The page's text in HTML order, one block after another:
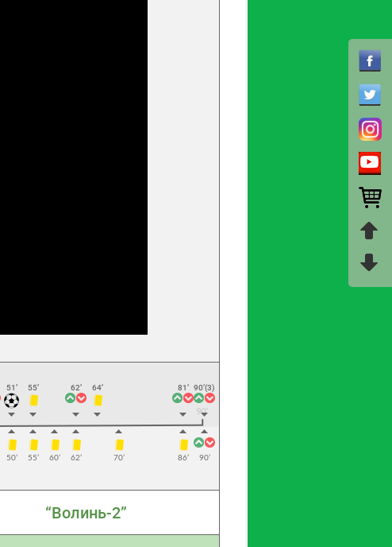
51’ 55’ 62’ 64’ 81’ 90’(3)
50’ 55’ 60’ 62’ 70’ 86’ 90’
“Волинь-2”